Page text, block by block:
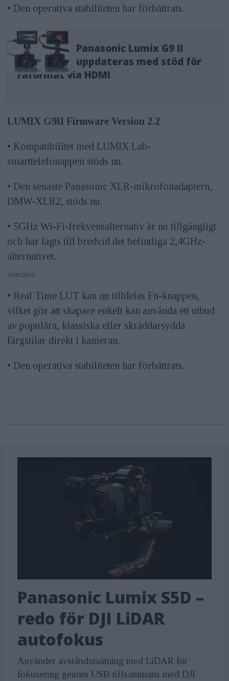
• Den operativa stabiliteten har förbättrats.
Panasonic Lumix G9 II
uppdateras med stöd för
råformat via HDMI
LUMIX G9II Firmware Version 2.2
• Kompatibilitet med LUMIX Lab-
smarttelefonappen stöds nu.
• Den senaste Panasonic XLR-mikrofonadaptern,
DMW-XLR2, stöds nu.
• 5GHz Wi-Fi-frekvensalternativ är nu tillgängligt
och har lagts till bredvid det befintliga 2,4GHz-
alternativet.
ANNONS
• Real Time LUT kan nu tilldelas Fn-knappen,
vilket gör att skapare enkelt kan använda ett utbud
av populära, klassiska eller skräddarsydda
färgstilar direkt i kameran.
• Den operativa stabiliteten har förbättrats.
Panasonic Lumix S5D –
redo för DJI LiDAR
autofokus
Använder avståndsmätning med LiDAR för
fokusering genom USB tillsammans med DJI